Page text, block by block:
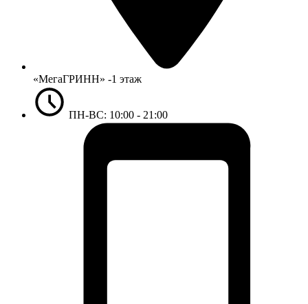
«МегаГРИНН» -1 этаж
ПН-ВС: 10:00 - 21:00